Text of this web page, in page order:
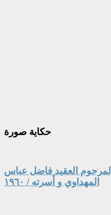
حكاية صورة
المرحوم العقيد فاضل عباس
المهداوي و أسرته / ١٩٦٠